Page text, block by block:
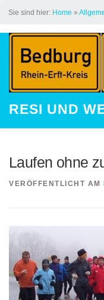
Sie sind hier: Home »
Zum
springen
RESI UND
Laufen ohne
VERÖFFENTLICHT AM